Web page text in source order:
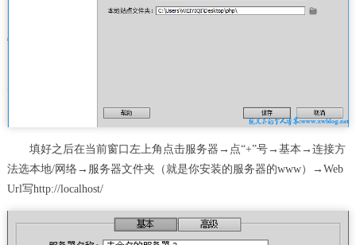
填好之后在当前窗口左上角点击服务器→点“+”号→基本→连接方
法选本地/网络→服务器文件夹（就是你安装的服务器的www）→Web
Url写http://localhost/